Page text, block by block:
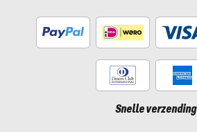
Snelle verzending